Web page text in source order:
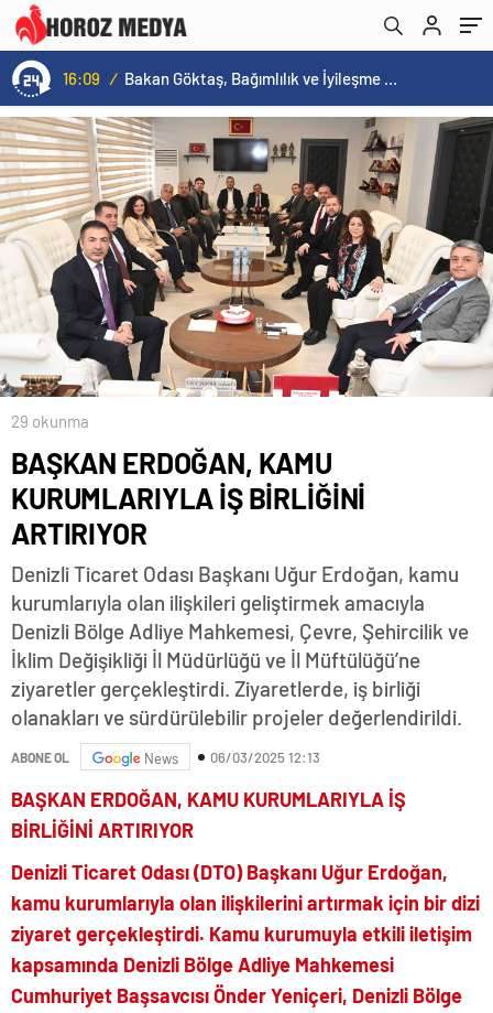
15:59 / 14 Mart Tıp Bayramı’nda Mikrobiyoloji ve Biyokimya Laboratuvarları Rektör Prof. Dr. Ahmet Kutluhan Tarafından Açıldı
29 okunma
BAŞKAN ERDOĞAN, KAMU
KURUMLARIYLA İŞ BİRLİĞİNİ
ARTIRIYOR
Denizli Ticaret Odası Başkanı Uğur Erdoğan, kamu
kurumlarıyla olan ilişkileri geliştirmek amacıyla
Denizli Bölge Adliye Mahkemesi, Çevre, Şehircilik ve
İklim Değişikliği İl Müdürlüğü ve İl Müftülüğü’ne
ziyaretler gerçekleştirdi. Ziyaretlerde, iş birliği
olanakları ve sürdürülebilir projeler değerlendirildi.
ABONE OL News 06/03/2025 12:13
BAŞKAN ERDOĞAN, KAMU KURUMLARIYLA İŞ
BİRLİĞİNİ ARTIRIYOR
Denizli Ticaret Odası (DTO) Başkanı Uğur Erdoğan,
kamu kurumlarıyla olan ilişkilerini artırmak için bir dizi
ziyaret gerçekleştirdi. Kamu kurumuyla etkili iletişim
kapsamında Denizli Bölge Adliye Mahkemesi
Cumhuriyet Başsavcısı Önder Yeniçeri, Denizli Bölge